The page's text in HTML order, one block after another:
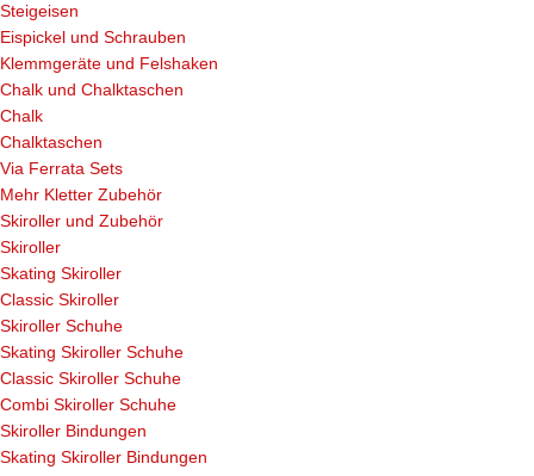
Steigeisen
Eispickel und Schrauben
Klemmgeräte und Felshaken
Chalk und Chalktaschen
Chalk
Chalktaschen
Via Ferrata Sets
Mehr Kletter Zubehör
Skiroller und Zubehör
Skiroller
Skating Skiroller
Classic Skiroller
Skiroller Schuhe
Skating Skiroller Schuhe
Classic Skiroller Schuhe
Combi Skiroller Schuhe
Skiroller Bindungen
Skating Skiroller Bindungen